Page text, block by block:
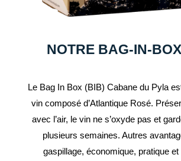
NOTRE BAG-IN-
Le Bag In Box (BIB) Cabane du Pyla
vin composé d’Atlantique Rosé.
avec l’air, le vin ne s’oxyde pas et
plusieurs semaines. Autres
gaspillage, économique, pratique et